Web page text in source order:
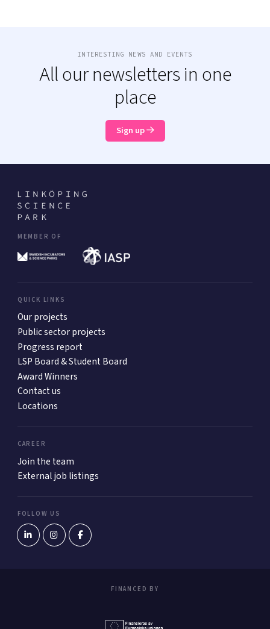
INTERESTING NEWS AND EVENTS
All our newsletters in one
place
Sign up
MEMBER OF
QUICK LINKS
Our projects
Public sector projects
Progress report
LSP Board & Student Board
Award Winners
Contact us
Locations
CAREER
Join the team
External job listings
FOLLOW US
FINANCED BY